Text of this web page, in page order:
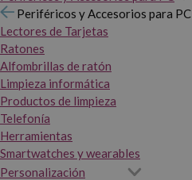
Periféricos y Accesorios para PC
Lectores de Tarjetas
Ratones
Alfombrillas de ratón
Limpieza informática
Productos de limpieza
Telefonía
Herramientas
Smartwatches y wearables
Personalización